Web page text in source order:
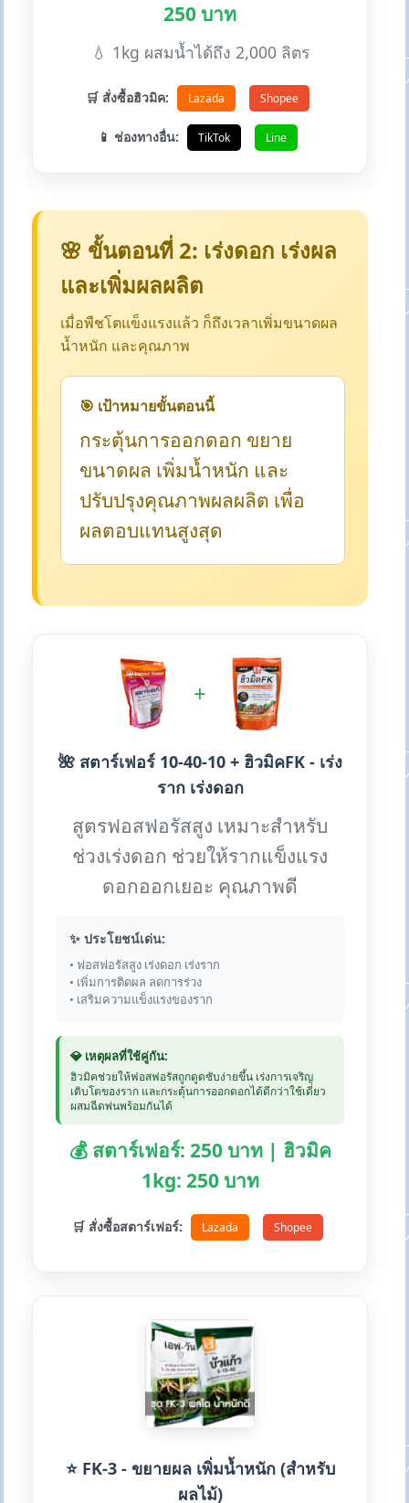
250 บาท
💧 1kg ผสมน้ำได้ถึง 2,000 ลิตร
🛒 สั่งซื้อฮิวมิค: Lazada Shopee
📱 ช่องทางอื่น: TikTok Line
🌸 ขั้นตอนที่ 2: เร่งดอก เร่งผล
และเพิ่มผลผลิต
เมื่อพืชโตแข็งแรงแล้ว ก็ถึงเวลาเพิ่มขนาดผล
น้ำหนัก และคุณภาพ
🎯 เป้าหมายขั้นตอนนี้
กระตุ้นการออกดอก ขยาย
ขนาดผล เพิ่มน้ำหนัก และ
ปรับปรุงคุณภาพผลผลิต เพื่อ
ผลตอบแทนสูงสุด
+
🌺 สตาร์เฟอร์ 10-40-10 + ฮิวมิคFK - เร่ง
ราก เร่งดอก
สูตรฟอสฟอรัสสูง เหมาะสำหรับ
ช่วงเร่งดอก ช่วยให้รากแข็งแรง
ดอกออกเยอะ คุณภาพดี
✨ ประโยชน์เด่น:
• ฟอสฟอรัสสูง เร่งดอก เร่งราก
• เพิ่มการติดผล ลดการร่วง
• เสริมความแข็งแรงของราก
💎 เหตุผลที่ใช้คู่กัน:
ฮิวมิคช่วยให้ฟอสฟอรัสถูกดูดซับง่ายขึ้น เร่งการเจริญ
เติบโตของราก และกระตุ้นการออกดอกได้ดีกว่าใช้เดี่ยว
ผสมฉีดพ่นพร้อมกันได้
💰 สตาร์เฟอร์: 250 บาท | ฮิวมิค
1kg: 250 บาท
🛒 สั่งซื้อสตาร์เฟอร์: Lazada Shopee
⭐ FK-3 - ขยายผล เพิ่มน้ำหนัก (สำหรับ
ผลไม้)